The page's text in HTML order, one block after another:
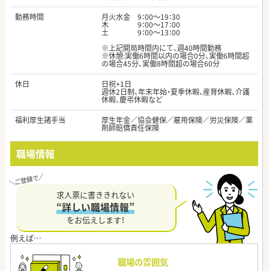
勤務時間
月火水金 9：00～19：30
木 9：00～17：00
土 9：00～13：00
※上記開局時間内にて、週40時間勤務
※休憩:実働6時間以内の場合0分、実働6時間超
の場合45分、実働8時間超の場合60分
休日
日祝+1日
週休2日制、年末年始・夏季休暇、産育休暇、介護
休暇、慶弔休暇など
福利厚生諸手当
厚生年金／協会健保／雇用保険／労災保険／薬
剤師賠償責任保険
職場情報
求人票に書ききれない
“詳しい職場情報”
をお伝えします！
職場の雰囲気